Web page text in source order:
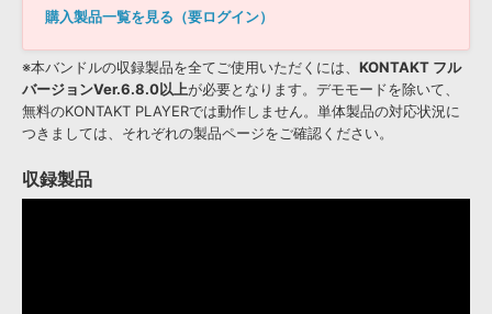
購入製品一覧を見る（要ログイン）
※本バンドルの収録製品を全てご使用いただくには、 KONTAKT フル
バージョンVer.6.8.0以上が必要となります。デモモードを除いて、
無料のKONTAKT PLAYERでは動作しません。単体製品の対応状況に
つきましては、それぞれの製品ページをご確認ください。
収録製品